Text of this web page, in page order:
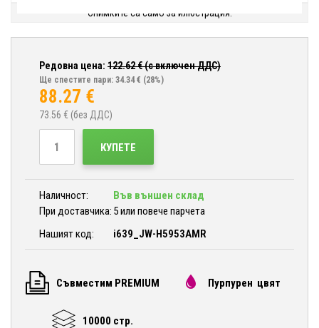
Снимките са само за илюстрация.
Редовна цена: 122.62€ (с включен ДДС)
Ще спестите пари: 34.34 € (28%)
88.27 €
73.56 € (без ДДС)
КУПЕТЕ
Наличност:
Във външен склад
При доставчика: 5 или повече парчета
Нашият код:
i639_JW-H5953AMR
Съвместим PREMIUM Пурпурен цвят
10000 стр.